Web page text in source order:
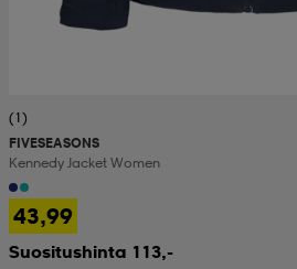
(1)
FIVESEASONS
Kennedy Jacket Women
43,99
Suositushinta 113,-